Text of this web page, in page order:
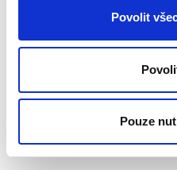
Povolit
Pouze
Vojtěch Lovětínský